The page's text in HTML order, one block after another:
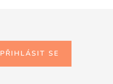
PŘIHLÁSIT SE